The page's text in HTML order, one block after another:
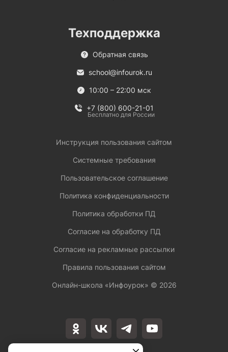
Техподдержка
Обратная связь
school@infourok.ru
10:00 – 22:00 мск
+7 (800) 600-21-01
Бесплатно для России
Инструкция пользования сайтом
Системные требования
Пользовательское соглашение
Политика конфиденциальности
Политика обработки ПД
Согласие на обработку ПД
Согласие на рекламные рассылки
Правила пользования сайтом
Онлайн-школа «Инфоурок» © 2026